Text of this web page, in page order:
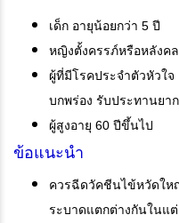
เด็ก อายุน้อยกว่า 5 ปี
หญิงตั้งครรภ์หรือหลังค
ผู้ที่มีโรคประจำตัวหั
บกพร่อง รับประทานยา
ผู้สูงอายุ 60 ปีขึ้นไป
ข้อแนะนำ
ควรฉีดวัคชีนไข้หวัด
ระบาดแตกต่างกันในแ